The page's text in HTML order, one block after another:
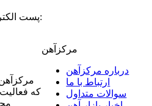
پست:
که
مرکزآهن
درباره مرکزآهن
ارتباط با ما
سوالات متداول